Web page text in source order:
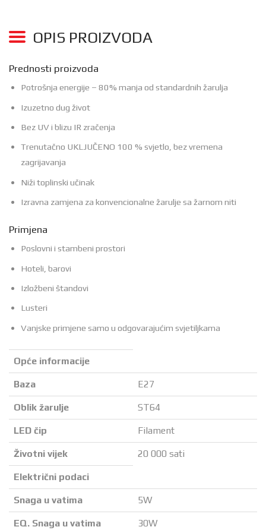
OPIS PROIZVODA
Prednosti proizvoda
Potrošnja energije – 80% manja od standardnih žarulja
Izuzetno dug život
Bez UV i blizu IR zračenja
Trenutačno UKLJUČENO 100 % svjetlo, bez vremena
zagrijavanja
Niži toplinski učinak
Izravna zamjena za konvencionalne žarulje sa žarnom niti
Primjena
Poslovni i stambeni prostori
Hoteli, barovi
Izložbeni štandovi
Lusteri
Vanjske primjene samo u odgovarajućim svjetiljkama
Opće informacije
Baza E27
Oblik žarulje ST64
LED čip Filament
Životni vijek 20 000 sati
Električni podaci
Snaga u vatima 5W
EQ. Snaga u vatima 30W